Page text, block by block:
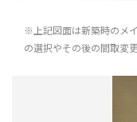
※上記図面は新築時のメ
の選択やその後の間取変